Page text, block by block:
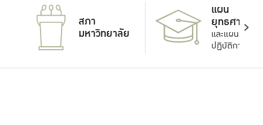
สภา
มหาวิทยาลัย
แผน
ยุทธศาสตร์
และแผน
ปฏิบัติการ